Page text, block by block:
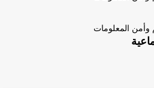
وأمن المعلومات